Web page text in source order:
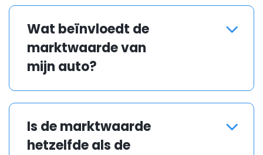
auto’s te bekijken die te koop
staan, of door een gratis
waardebepaling aan te vragen
Wat beïnvloedt de
marktwaarde van
mijn auto?
onderhoudsgeschiedenis,
schade, modelpopulairiteit en
Is de marktwaarde
hetzelfde als de